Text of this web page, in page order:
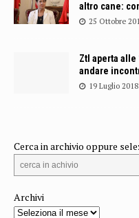
altro cane:
25 Ottobre
Ztl aperta
andare
19 Luglio 2018
Cerca in archivio oppure
Archivi